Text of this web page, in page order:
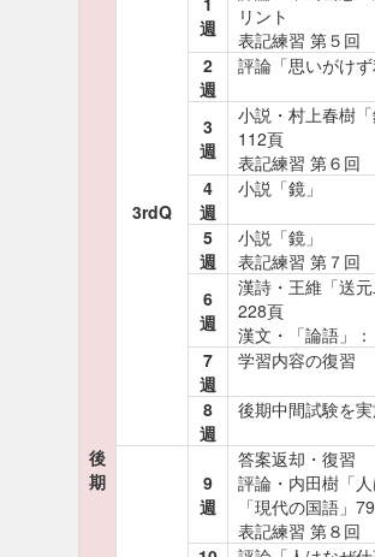
後
期
3rdQ
週
リント
表記練習 第５回
2
週
評論「思いがけず
3
週
小説・村上春樹
112頁
表記練習 第６回
4
週
小説「鏡」
5
週
小説「鏡」
表記練習 第７回
6
週
漢詩・王維「送
228頁
漢文・「論語」
7
週
学習内容の復習
8
週
後期中間試験を実
9
週
答案返却・復習
評論・内田樹「
「現代の国語」
表記練習 第８回